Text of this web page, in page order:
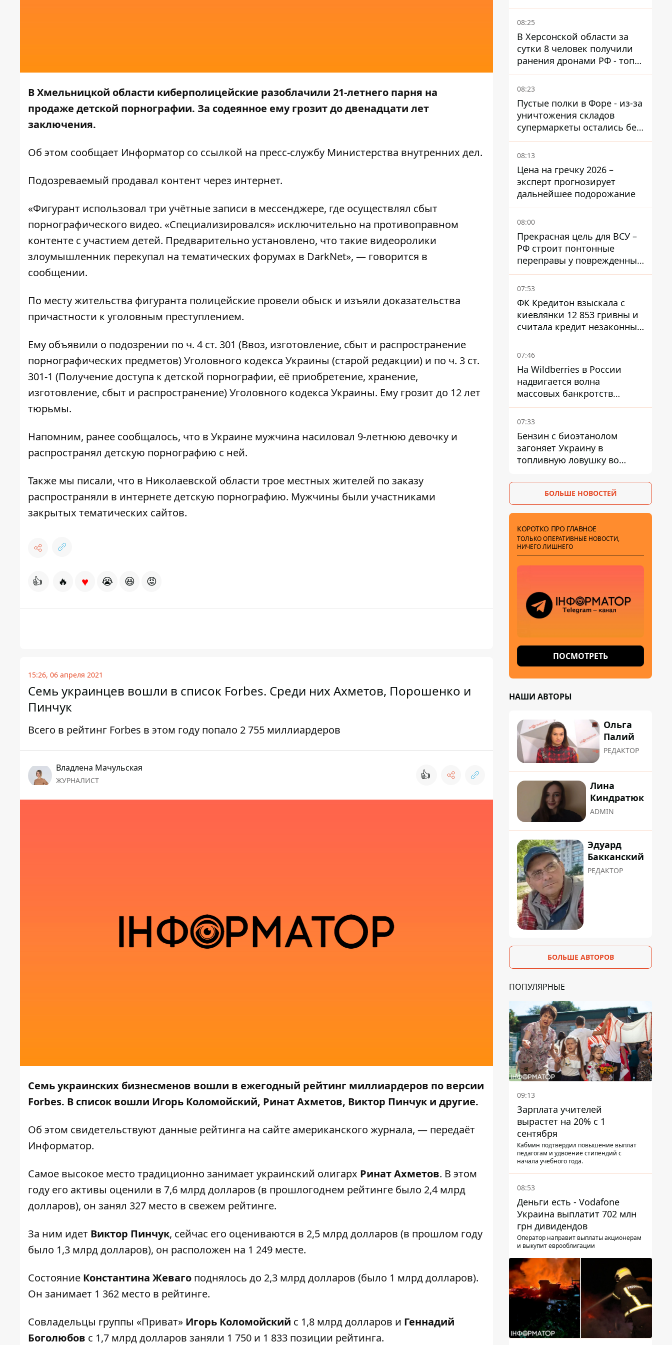
В Хмельницкой области киберполицейские разоблачили 21-летнего парня на
продаже детской порнографии. За содеянное ему грозит до двенадцати лет
заключения.
Об этом сообщает Информатор со ссылкой на пресс-службу Министерства внутренних дел.
Подозреваемый продавал контент через интернет.
«Фигурант использовал три учётные записи в мессенджере, где осуществлял сбыт
порнографического видео. «Специализировался» исключительно на противоправном
контенте с участием детей. Предварительно установлено, что такие видеоролики
злоумышленник перекупал на тематических форумах в DarkNet», — говорится в
сообщении.
По месту жительства фигуранта полицейские провели обыск и изъяли доказательства
причастности к уголовным преступлением.
Ему объявили о подозрении по ч. 4 ст. 301 (Ввоз, изготовление, сбыт и распространение
порнографических предметов) Уголовного кодекса Украины (старой редакции) и по ч. 3 ст.
301-1 (Получение доступа к детской порнографии, её приобретение, хранение,
изготовление, сбыт и распространение) Уголовного кодекса Украины. Ему грозит до 12 лет
тюрьмы.
Напомним, ранее сообщалось, что в Украине мужчина насиловал 9-летнюю девочку и
распространял детскую порнографию с ней.
Также мы писали, что в Николаевской области трое местных жителей по заказу
распространяли в интернете детскую порнографию. Мужчины были участниками
закрытых тематических сайтов.
👍 🔥 ♥ 😭 😆 😡
15:26, 06 апреля 2021
Семь украинцев вошли в список Forbes. Среди них Ахметов, Порошенко и
Пинчук
Всего в рейтинг Forbes в этом году попало 2 755 миллиардеров
Владлена Мачульская
ЖУРНАЛИСТ 👍
Семь украинских бизнесменов вошли в ежегодный рейтинг миллиардеров по версии
Forbes. В список вошли Игорь Коломойский, Ринат Ахметов, Виктор Пинчук и другие.
Об этом свидетельствуют данные рейтинга на сайте американского журнала, — передаёт
Информатор.
Самое высокое место традиционно занимает украинский олигарх Ринат Ахметов. В этом
году его активы оценили в 7,6 млрд долларов (в прошлогоднем рейтинге было 2,4 млрд
долларов), он занял 327 место в свежем рейтинге.
За ним идет Виктор Пинчук, сейчас его оцениваются в 2,5 млрд долларов (в прошлом году
было 1,3 млрд долларов), он расположен на 1 249 месте.
Состояние Константина Жеваго поднялось до 2,3 млрд долларов (было 1 млрд долларов).
Он занимает 1 362 место в рейтинге.
Совладельцы группы «Приват» Игорь Коломойский с 1,8 млрд долларов и Геннадий
Боголюбов с 1,7 млрд долларов заняли 1 750 и 1 833 позиции рейтинга.
деньги, и получил 3 тыс.
грн морального вреда
08:25
В Херсонской области за
сутки 8 человек получили
ранения дронами РФ - топ
опасных районов
08:23
Пустые полки в Форе - из-за
уничтожения складов
супермаркеты остались без
ассортимента
08:13
Цена на гречку 2026 –
эксперт прогнозирует
дальнейшее подорожание
08:00
Прекрасная цель для ВСУ –
РФ строит понтонные
переправы у поврежденных
мостов на ТОТ
07:53
ФК Кредитон взыскала с
киевлянки 12 853 гривны и
считала кредит незаконным
- что решил суд
07:46
На Wildberries в России
надвигается волна
массовых банкротств
продавцов - Reuters
07:33
Бензин с биоэтанолом
загоняет Украину в
топливную ловушку во
БОЛЬШЕ НОВОСТЕЙ
КОРОТКО ПРО ГЛАВНОЕ
ТОЛЬКО ОПЕРАТИВНЫЕ НОВОСТИ,
НИЧЕГО ЛИШНЕГО
ПОСМОТРЕТЬ
НАШИ АВТОРЫ
Ольга
Палий
РЕДАКТОР
Лина
Киндратюк
ADMIN
Эдуард
Бакканский
РЕДАКТОР
БОЛЬШЕ АВТОРОВ
ПОПУЛЯРНЫЕ
09:13
Зарплата учителей
вырастет на 20% с 1
сентября
Кабмин подтвердил повышение выплат
педагогам и удвоение стипендий с
начала учебного года.
08:53
Деньги есть - Vodafone
Украина выплатит 702 млн
грн дивидендов
Оператор направит выплаты акционерам
и выкупит еврооблигации